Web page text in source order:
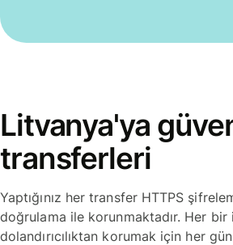
Litvanya'ya
transferleri
Yaptığınız her transfer HTTPS
doğrulama ile korunmaktadır. Her bir
dolandırıcılıktan korumak için her